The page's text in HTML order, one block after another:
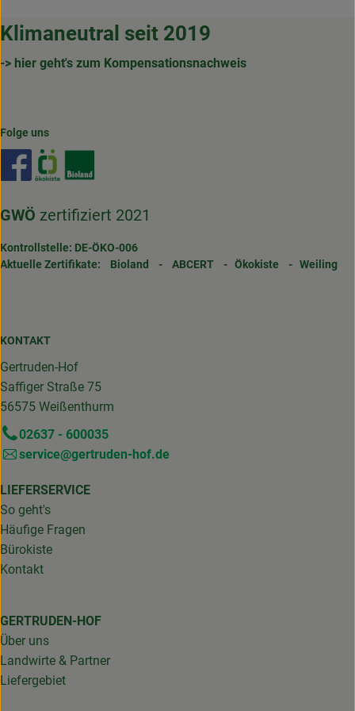
Klimaneutral seit 2019
-> hier geht's zum Kompensationsnachweis
Folge uns
Externer Link zu https://www.facebook.com/
GWÖ zertifiziert 2021
Kontrollstelle: DE-ÖKO-006
Aktuelle Zertifikate: Bioland - ABCERT - Ökokiste - Weiling
KONTAKT
Gertruden-Hof
Saffiger Straße 75
56575 Weißenthurm
02637 - 600035
service@gertruden-hof.de
LIEFERSERVICE
So geht's
Häufige Fragen
Bürokiste
Kontakt
GERTRUDEN-HOF
Über uns
Landwirte & Partner
Liefergebiet